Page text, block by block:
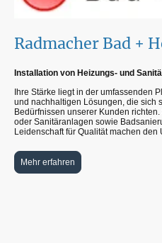
Radmacher Bad +
Installation von Heizungs- und
Ihre Stärke liegt in der umfassenden
und nachhaltigen Lösungen, die sich
Bedürfnissen unserer Kunden
oder Sanitäranlagen sowie
Leidenschaft für Qualität machen den
Mehr erfahren